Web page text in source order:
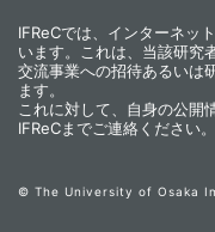
IFReCでは、インターネッ
います。これは、当該研究
交流事業への招待あるいは
ます。
これに対して、自身の公開
IFReCまでご連絡ください。
© The University of Osaka